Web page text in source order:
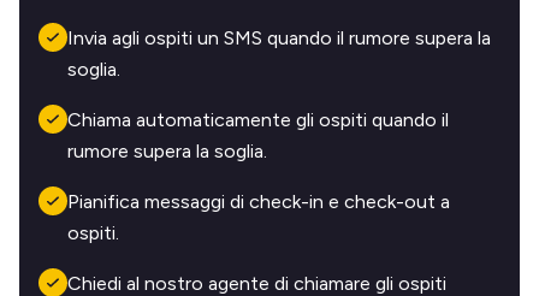
Invia agli ospiti un SMS quando il rumore supera la
soglia.
Chiama automaticamente gli ospiti quando il
rumore supera la soglia.
Pianifica messaggi di check-in e check-out a
ospiti.
Chiedi al nostro agente di chiamare gli ospiti